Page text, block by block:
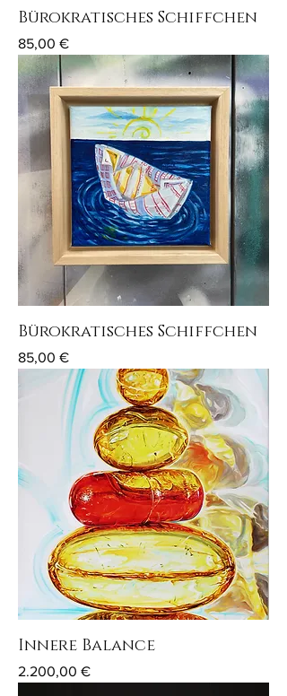
Bürokratisches Schiffchen
Preis
85,00 €
Bürokratisches Schiffchen
Preis
85,00 €
Innere Balance
Preis
2.200,00 €